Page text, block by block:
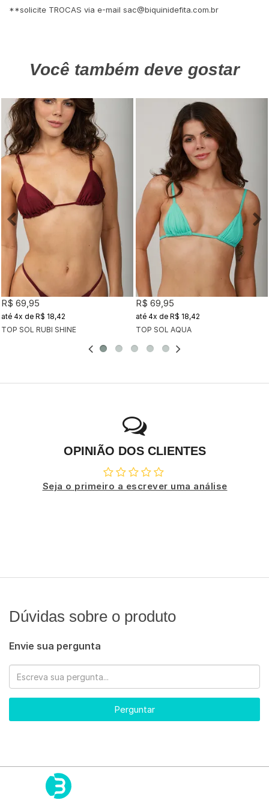
**solicite TROCAS via e-mail sac@biquinidefita.com.br
Você também deve gostar
TOP SOL RUBI SHINE
R$ 69,95
4x de R$ 18,42
TOP SOL AQUA
R$ 69,95
4x de R$ 18,42
OPINIÃO DOS CLIENTES
Seja o primeiro a escrever uma análise
Dúvidas sobre o produto
Envie sua pergunta
Perguntar